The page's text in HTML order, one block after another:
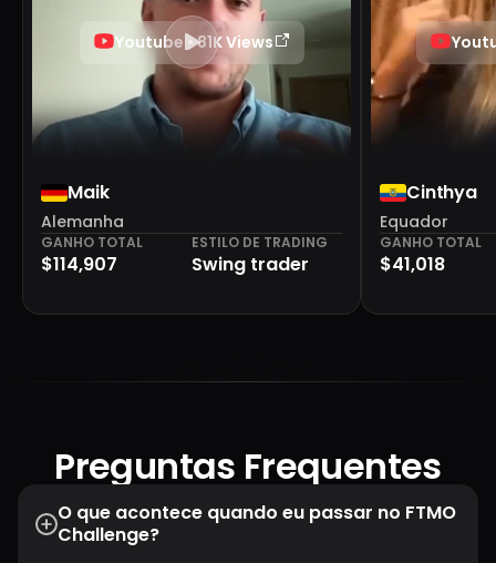
Youtube • 81K Views
Maik
Alemanha
GANHO TOTAL
$114,907
ESTILO DE TRADING
Swing trader
Cinthya
Equador
GANHO TOTAL
$41,018
Preguntas Frequentes
O que acontece quando eu passar no FTMO
Challenge?